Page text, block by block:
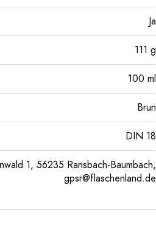
Ja
111 g
100 ml
Brun
DIN 18
1, 56235 Ransbach-Baumbach,
gpsr@flaschenland.de